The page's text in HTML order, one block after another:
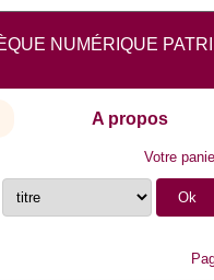
NUMÉRIQUE
A propos
Votre